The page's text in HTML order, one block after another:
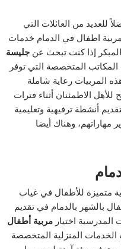
للعديد من العائلات التي
اطفال في الدمام خدمات
المبكر إذا كنت تبحث عنجليسة
المتخصصة التي توفر
المربيات رعاية شاملة
الاطمئنان أثناء فترات
أنشطة ترفيهية وتعليمية
وهناك أيضا
متميزة للأطفال في غياب
بالشهر بالدمام في تقديم
المدرسية اختيارمربية أطفال
المنزلية المتخصصة